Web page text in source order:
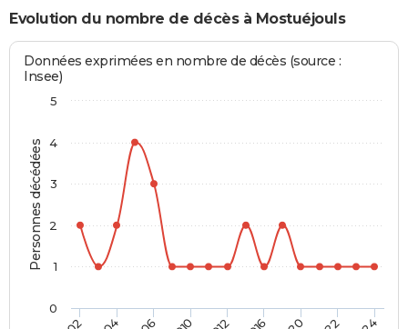
Evolution du nombre de décès à Mostuéjouls
Personnes décédées
Données exprimées en nombre de décès (source :
Insee)
0
1
2
3
4
5